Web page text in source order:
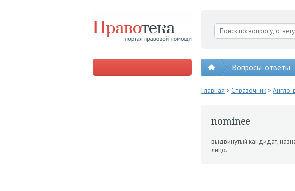
Вопросы-ответы
Главная > Справочник> Англо-
nominee
выдвинутый кандидат;
лицо.